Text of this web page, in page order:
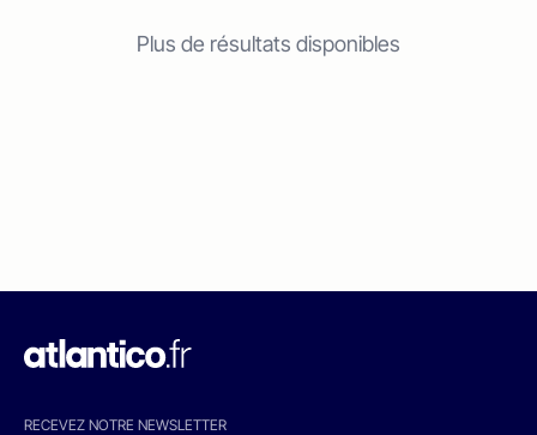
Plus de résultats disponibles
RECEVEZ NOTRE NEWSLETTER